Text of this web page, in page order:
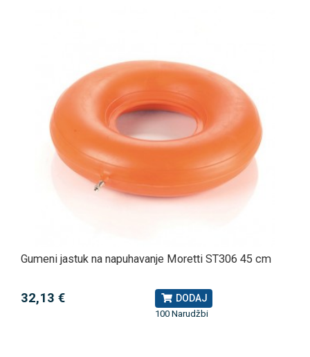
Gumeni jastuk na napuhavanje Moretti ST306 45 cm
32,13 € DODAJ
100 Narudžbi